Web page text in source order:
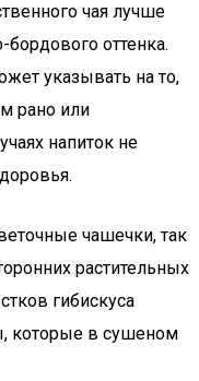
чая лучше
оттенка.
указывать на то,
рано или
напиток не
чашечки, так
растительных
гибискуса
которые в сушеном